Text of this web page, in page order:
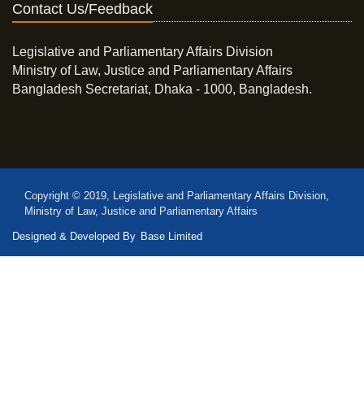
Contact Us/Feedback
Legislative and Parliamentary Affairs Division
Ministry of Law, Justice and Parliamentary Affairs
Bangladesh Secretariat, Dhaka - 1000, Bangladesh.
Copyright © 2019, Legislative and Parliamentary Affairs Division,
Ministry of Law, Justice and Parliamentary Affairs
Designed & Developed By Base Limited